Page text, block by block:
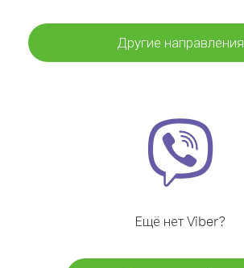
Другие направления
Ещё нет Viber?